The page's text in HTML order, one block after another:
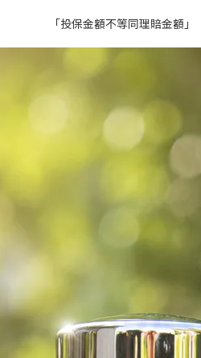
「投保金額不等同理賠金額」